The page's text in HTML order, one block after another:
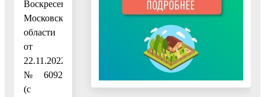
Воскресенск
Московской
области
от
22.11.2022
№ 6092
(с